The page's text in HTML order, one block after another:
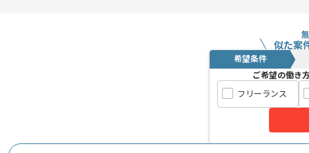
似た案
希望条件
ご希望の働き
フリーランス